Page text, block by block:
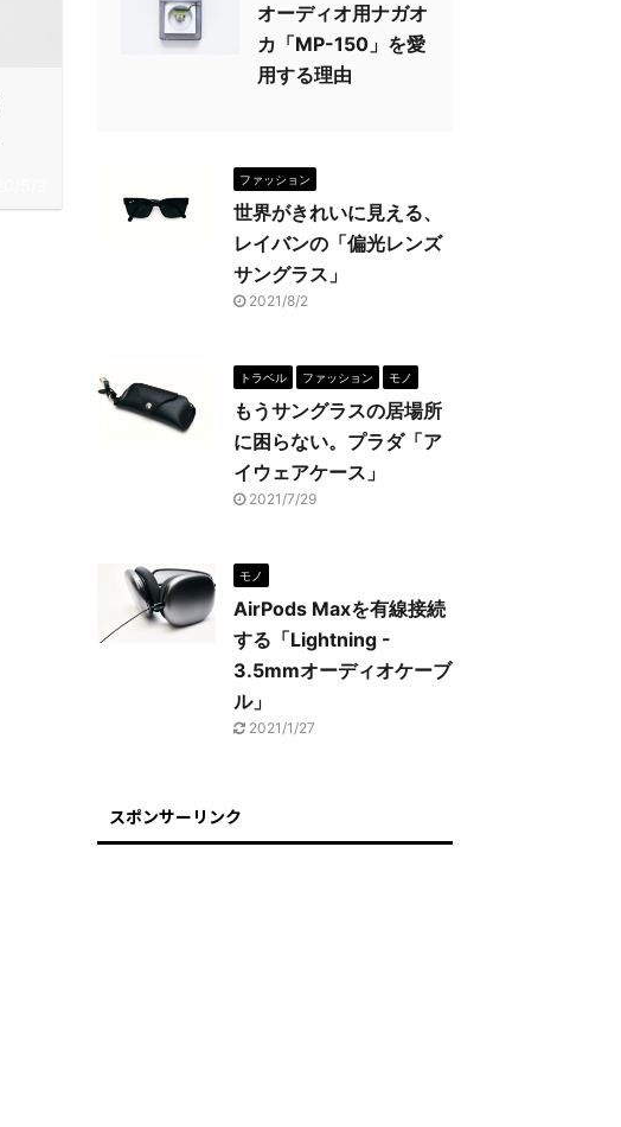
オーディオ用ナガオ
カ「MP-150」を愛
用する理由
ファッション
世界がきれいに見える、
レイバンの「偏光レンズ
サングラス」
2021/8/2
トラベル ファッション モノ
もうサングラスの居場所
に困らない。プラダ「ア
イウェアケース」
2021/7/29
モノ
AirPods Maxを有線接続
する「Lightning -
3.5mmオーディオケーブ
ル」
2021/1/27
スポンサーリンク